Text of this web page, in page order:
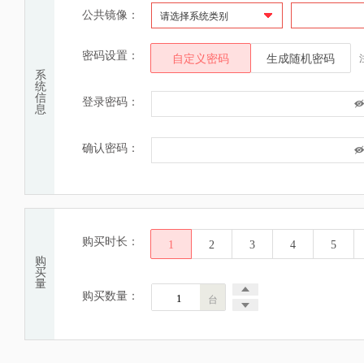
系
统
信
息
公共镜像： 请选择系统类别
密码设置： 自定义密码 生成随机密码
登录密码：
确认密码：
购
买
量
购买时长： 1 2 3 4 5
购买数量： 台